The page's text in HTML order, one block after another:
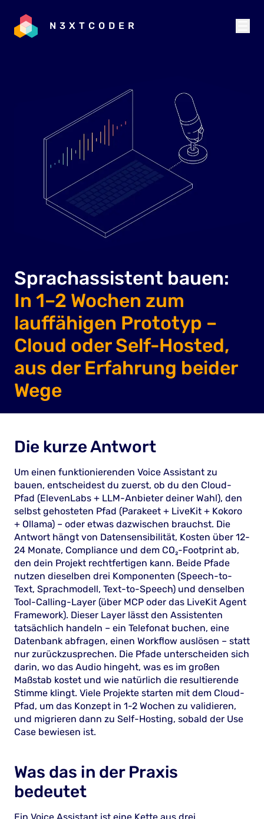
N3XTCODER
Sprachassistent bauen:
In 1–2 Wochen zum
lauffähigen Prototyp –
Cloud oder Self-Hosted,
aus der Erfahrung beider
Wege
Die kurze Antwort
Um einen funktionierenden Voice Assistant zu
bauen, entscheidest du zuerst, ob du den Cloud-
Pfad (ElevenLabs + LLM-Anbieter deiner Wahl), den
selbst gehosteten Pfad (Parakeet + LiveKit + Kokoro
+ Ollama) – oder etwas dazwischen brauchst. Die
Antwort hängt von Datensensibilität, Kosten über 12-
24 Monate, Compliance und dem CO₂-Footprint ab,
den dein Projekt rechtfertigen kann. Beide Pfade
nutzen dieselben drei Komponenten (Speech-to-
Text, Sprachmodell, Text-to-Speech) und denselben
Tool-Calling-Layer (über MCP oder das LiveKit Agent
Framework). Dieser Layer lässt den Assistenten
tatsächlich handeln – ein Telefonat buchen, eine
Datenbank abfragen, einen Workflow auslösen – statt
nur zurückzusprechen. Die Pfade unterscheiden sich
darin, wo das Audio hingeht, was es im großen
Maßstab kostet und wie natürlich die resultierende
Stimme klingt. Viele Projekte starten mit dem Cloud-
Pfad, um das Konzept in 1-2 Wochen zu validieren,
und migrieren dann zu Self-Hosting, sobald der Use
Case bewiesen ist.
Was das in der Praxis
bedeutet
Ein Voice Assistant ist eine Kette aus drei